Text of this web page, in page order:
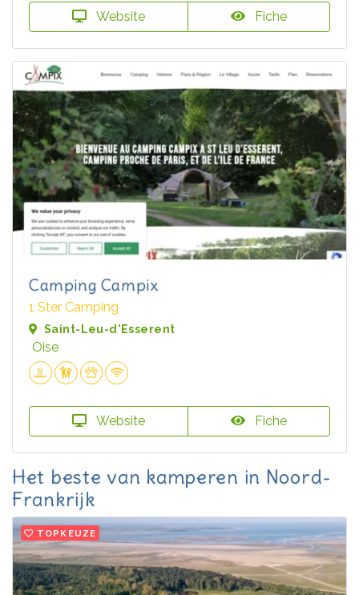
Website Fiche
Camping Campix
1 Ster Camping
Saint-Leu-d'Esserent
Oise
Website Fiche
Het beste van kamperen in Noord-
Frankrijk
TOPKEUZE